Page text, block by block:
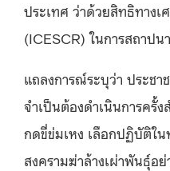
ประเทศ ว่าด้วยสิทธิทาง
(ICESCR) ในการสถาปน
แถลงการณ์ระบุว่า ประช
จำเป็นต้องดำเนินการครั้
กดขี่ข่มเหง เลือกปฏิบัติใ
สงครามฆ่าล้างเผ่าพันธุ์อ